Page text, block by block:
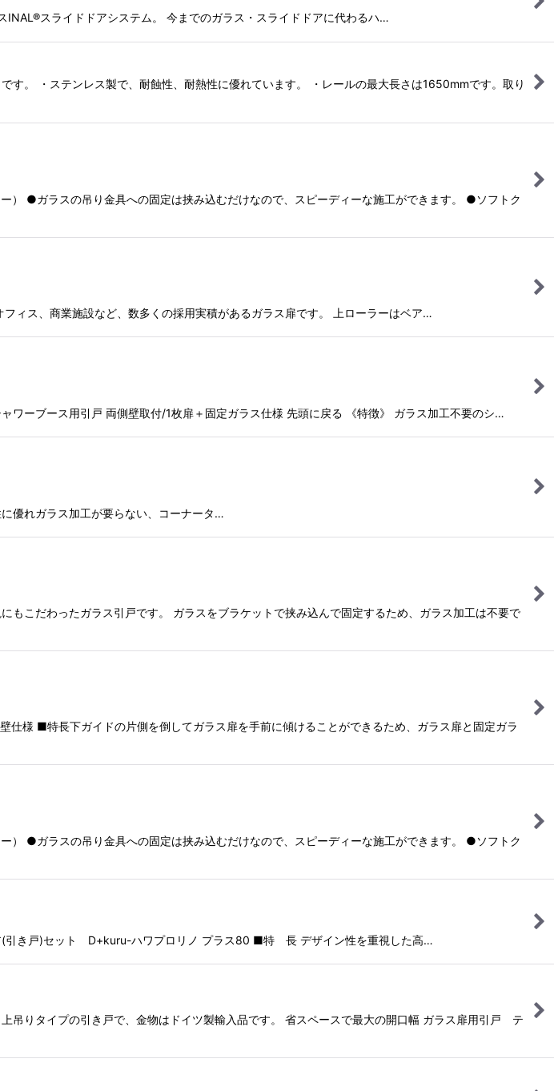
スライドドアシステム。 今までのガラス・スライドドアに代わるハ…
す。 ・ステンレス製で、耐蝕性、耐熱性に優れています。 ・レールの最大長さは1650mmです。取り
●ガラスの吊り金具への固定は挟み込むだけなので、スピーディーな施工ができます。 ●ソフトク
ィス、商業施設など、数多くの採用実積があるガラス扉です。 上ローラーはベア…
ワーブース用引戸 両側壁取付/1枚扉＋固定ガラス仕様 先頭に戻る 《特徴》 ガラス加工不要のシ…
優れガラス加工が要らない、コーナータ…
もこだわったガラス引戸です。 ガラスをブラケットで挟み込んで固定するため、ガラス加工は不要で
様 ■特長下ガイドの片側を倒してガラス扉を手前に傾けることができるため、ガラス扉と固定ガラ
●ガラスの吊り金具への固定は挟み込むだけなので、スピーディーな施工ができます。 ●ソフトク
(引き戸)セット D+kuru-ハワプロリノ プラス80 ■特 長 デザイン性を重視した高…
吊りタイプの引き戸で、金物はドイツ製輸入品です。 省スペースで最大の開口幅 ガラス扉用引戸 テ